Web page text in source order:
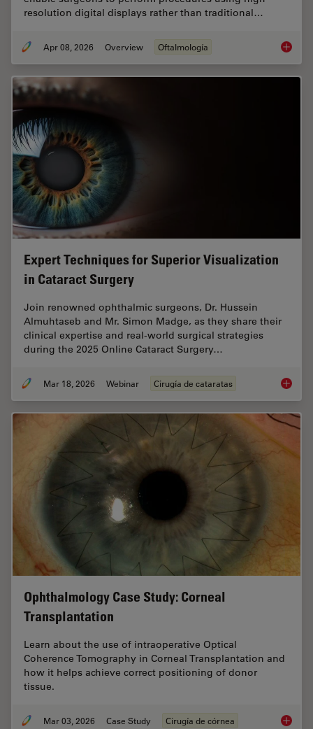
resolution digital displays rather than traditional…
Apr 08, 2026 Overview Oftalmología 4 Key
Expert Techniques for Superior Visualization
in Cataract Surgery
Join renowned ophthalmic surgeons, Dr. Hussein
Almuhtaseb and Mr. Simon Madge, as they share their
clinical expertise and real-world surgical strategies
during the 2025 Online Cataract Surgery…
Mar 18, 2026 Webinar Cirugía de cataratas Expert
Ophthalmology Case Study: Corneal
Transplantation
Learn about the use of intraoperative Optical
Coherence Tomography in Corneal Transplantation and
how it helps achieve correct positioning of donor
tissue.
Mar 03, 2026 Case Study Cirugía de córnea